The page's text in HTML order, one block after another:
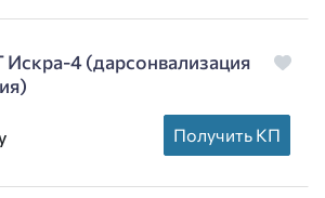
4 (дарсонвализация
Получить КП